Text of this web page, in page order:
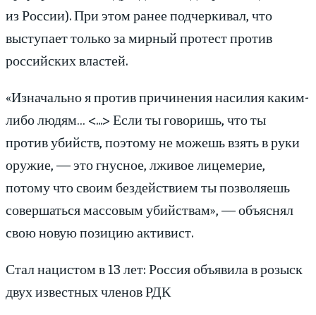
из России). При этом ранее подчеркивал, что
выступает только за мирный протест против
российских властей.
«Изначально я против причинения насилия каким-
либо людям… <...> Если ты говоришь, что ты
против убийств, поэтому не можешь взять в руки
оружие, — это гнусное, лживое лицемерие,
потому что своим бездействием ты позволяешь
совершаться массовым убийствам», — объяснял
свою новую позицию активист.
Стал нацистом в 13 лет: Россия объявила в розыск
двух известных членов РДК